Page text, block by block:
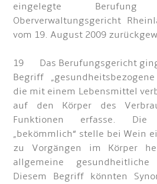
eingelegte
Oberverwaltungsgericht
vom 19. August 2009
19 Das Berufungsgericht
Begriff
die mit einem Lebensmittel
auf den Körper des
Funktionen erfasse. Die
„bekömmlich“ stelle bei Wein
zu Vorgängen im Körper
allgemeine
Diesem Begriff könnten